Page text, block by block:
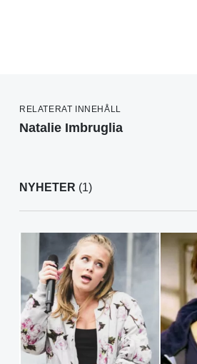
RELATERAT INNEHÅLL
Natalie Imbruglia
NYHETER (1)